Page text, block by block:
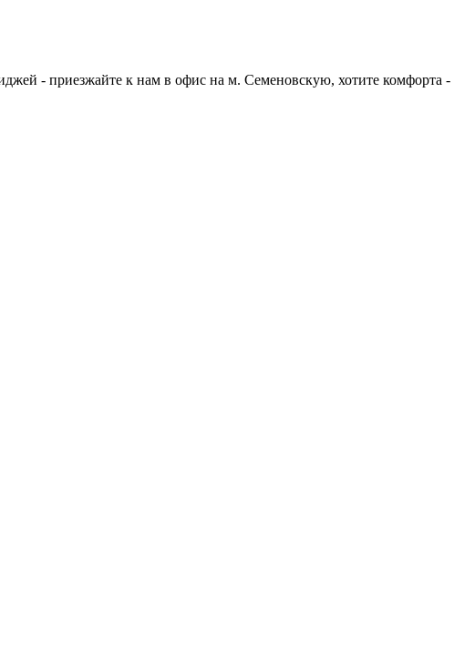
- приезжайте к нам в офис на м. Семеновскую, хотите комфорта -